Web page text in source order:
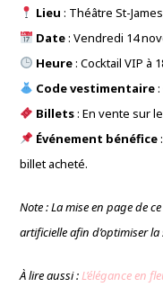
Lieu : Théâtre St-
Date: Vendredi 14
Heure: Cocktail VIP à
Code vestimentaire
Billets: En vente sur le
Événement bénéfice
billet acheté.
Note : La mise en page de
artificielle afin d’optimiser
À lire aussi :L’élégance en